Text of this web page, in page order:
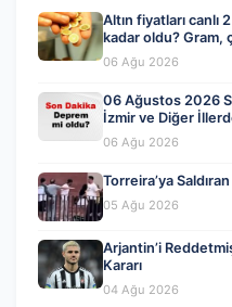
Altın fiyatları canlı
kadar oldu? Gram,
altını alış satış
06 Ağu 2026
06 Ağustos 2026
İzmir ve Diğer
06 Ağu 2026
Torreira’ya
05 Ağu 2026
Arjantin’i
Kararı
04 Ağu 2026